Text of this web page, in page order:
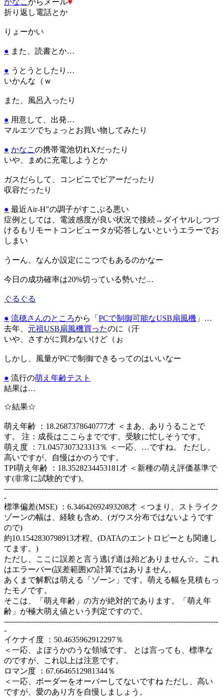
折り返し電話とか
りょーかい
● また、読書とか…
● うとうとしたり…
いかんな（ｗ
また、風呂入ったり
● 用意して、出発…
マルエツでちょっとお買い物してみたり
● かなこ の携帯電池切れXだったり
いや、まめに充電しようとか
ガスだらして、コンビニでビアーだったり
収容だったり
● 最近Air-H"の調子がすこぶる悪い
症例としては、電波感度が良い状況で接続→ダイヤルしつづ
けるもリモートコンピュータが応答しないというエラーでお
しまい
うーん、なんか設定にこつでもあるのかなー
今日の成功確率は20%切っている勢いだ…
ぐるぐる
● 流穂さんのところから「 PCで制御可能なUSB扇風機 」…
去年、 元祖USB扇風機買ったのに（汗
いや、さすがに買わないけど（ぉ
しかし、風量がPCで制御できるってのはいいなー
● 流行の萌え年齢テスト
結果は…
☆結果☆
萌え年齢 ：18.2687378640777才 ＜まあ、ありうることで
す。 注：成長はここらまでです。受験に忙しそうです。
萌え度 ：71.0457307323313％ ＜一応、…ですね。 ただし、
高いですが、自慢はかのうです。
TPI萌え年齢 ：18.3528234453181才 ＜新種の萌え評価基準で
す(非常に試験的です)。
--------------------------------------------------------------------------------------
-
標準偏差(MSE) ：6.34642692493208才 ＜つまり、ストライク
ゾーンの幅は、経験も含め、(ガウス分布ではないようです
ので)
約10.1542830798913才程。(DATAのエントロピーとも関連し
てます。)
ただし、ここに誤差と言う逃げ道は殆どありません☆。これ
はエラーバー(誤差範囲)の計算ではありません。
あくまで解釈は萌える「ゾーン」です。萌える幅を見積もっ
たモノです。
そこは、「萌え年齢」の方が絶対的であります。「萌え年
齢」が極大萌え値という判定ですので。
--------------------------------------------------------------------------------------
-
イケナイ度 ：50.4635962912297％
＜一応、よぼうかのうな領域です。 とは言っても、標準な
のですが、これ以上は注意です。
ロマン度 ：67.6646512981344％
＜一応、ボーダーをオーバーしてないですね ただし、高い
ですが、愛のあり方を自慢しましょう。